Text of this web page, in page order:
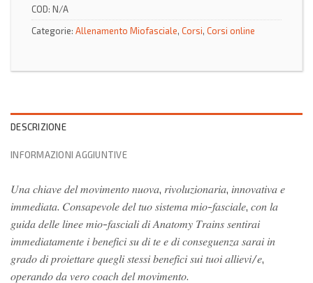
COD: N/A
Categorie: Allenamento Miofasciale, Corsi, Corsi online
DESCRIZIONE
INFORMAZIONI AGGIUNTIVE
𝑈𝑛𝑎 𝑐ℎ𝑖𝑎𝑣𝑒 𝑑𝑒𝑙 𝑚𝑜𝑣𝑖𝑚𝑒𝑛𝑡𝑜 𝑛𝑢𝑜𝑣𝑎, 𝑟𝑖𝑣𝑜𝑙𝑢𝑧𝑖𝑜𝑛𝑎𝑟𝑖𝑎, 𝑖𝑛𝑛𝑜𝑣𝑎𝑡𝑖𝑣𝑎 𝑒
𝑖𝑚𝑚𝑒𝑑𝑖𝑎𝑡𝑎. 𝐶𝑜𝑛𝑠𝑎𝑝𝑒𝑣𝑜𝑙𝑒 𝑑𝑒𝑙 𝑡𝑢𝑜 𝑠𝑖𝑠𝑡𝑒𝑚𝑎 𝑚𝑖𝑜-𝑓𝑎𝑠𝑐𝑖𝑎𝑙𝑒, 𝑐𝑜𝑛 𝑙𝑎
𝑔𝑢𝑖𝑑𝑎 𝑑𝑒𝑙𝑙𝑒 𝑙𝑖𝑛𝑒𝑒 𝑚𝑖𝑜-𝑓𝑎𝑠𝑐𝑖𝑎𝑙𝑖 𝑑𝑖 𝐴𝑛𝑎𝑡𝑜𝑚𝑦 𝑇𝑟𝑎𝑖𝑛𝑠 𝑠𝑒𝑛𝑡𝑖𝑟𝑎𝑖
𝑖𝑚𝑚𝑒𝑑𝑖𝑎𝑡𝑎𝑚𝑒𝑛𝑡𝑒 𝑖 𝑏𝑒𝑛𝑒𝑓𝑖𝑐𝑖 𝑠𝑢 𝑑𝑖 𝑡𝑒 𝑒 𝑑𝑖 𝑐𝑜𝑛𝑠𝑒𝑔𝑢𝑒𝑛𝑧𝑎 𝑠𝑎𝑟𝑎𝑖 𝑖𝑛
𝑔𝑟𝑎𝑑𝑜 𝑑𝑖 𝑝𝑟𝑜𝑖𝑒𝑡𝑡𝑎𝑟𝑒 𝑞𝑢𝑒𝑔𝑙𝑖 𝑠𝑡𝑒𝑠𝑠𝑖 𝑏𝑒𝑛𝑒𝑓𝑖𝑐𝑖 𝑠𝑢𝑖 𝑡𝑢𝑜𝑖 𝑎𝑙𝑙𝑖𝑒𝑣𝑖/𝑒,
𝑜𝑝𝑒𝑟𝑎𝑛𝑑𝑜 𝑑𝑎 𝑣𝑒𝑟𝑜 𝑐𝑜𝑎𝑐ℎ 𝑑𝑒𝑙 𝑚𝑜𝑣𝑖𝑚𝑒𝑛𝑡𝑜.